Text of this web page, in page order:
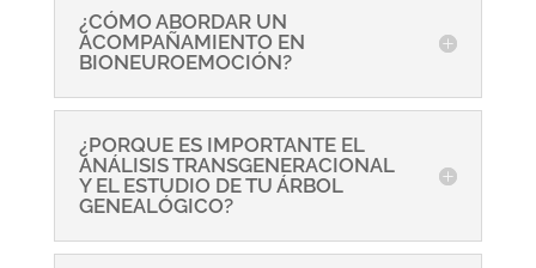
¿CÓMO ABORDAR UN
ACOMPAÑAMIENTO EN
BIONEUROEMOCIÓN?
¿PORQUE ES IMPORTANTE EL
ANÁLISIS TRANSGENERACIONAL
Y EL ESTUDIO DE TU ÁRBOL
GENEALÓGICO?